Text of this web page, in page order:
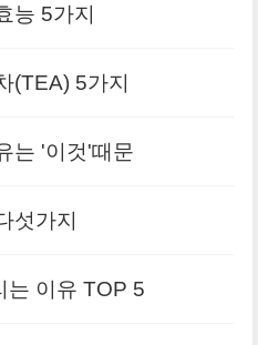
능 5가지
(TEA) 5가지
는 '이것'때문
섯가지
는 이유 TOP 5